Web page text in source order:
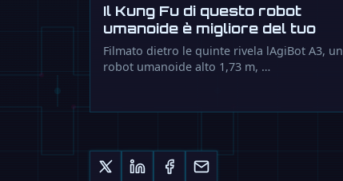
Il Kung Fu di questo robot
umanoide è migliore del tuo
Filmato dietro le quinte rivela lAgiBot A3, un
robot umanoide alto 1,73 m, …